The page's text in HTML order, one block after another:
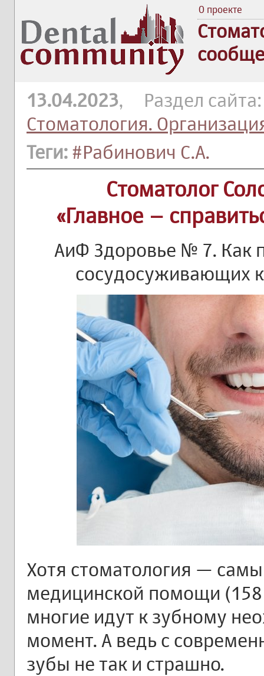
О проекте
13.04.2023, Раздел
Стоматология.
Теги: #Рабинович С.А.
Стоматолог
«Главное –
АиФ Здоровье № 7. Как
сосудосуживающих
Хотя стоматология —
медицинской помощи
многие идут к зубному
момент. А ведь с
зубы не так и страшно.